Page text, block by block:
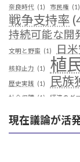
奈良時代 (1) 市民権 (1)
戦争支持率
持続可能な開
文明と野蛮 (1) 日
核抑止力 (1) 植
歴史実践 (1) 民族
社会保障 (1) 経済のグ
革命 (1)
現在議論が活